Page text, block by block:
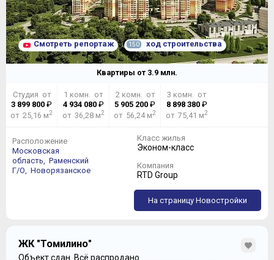
Смотреть репортаж 150 ход строительства
Квартиры от 3.9 млн.
Студия от
3 899 800 ₽
от 25,16 м2
1 комн. от
4 934 080₽
от 36,28 м2
2 комн. от
5 905 200 ₽
от 56,24 м2
3 комн. от
8 898 380₽
от 75,41 м2
Расположение
Московская
область,
Раменский
Г/О,
Новорязанское
Класс жилья
Эконом-класс
Компания
RTD Group
На страницу Новостройки
ЖК "Томилино"
Объект сдан. Всё распродано.